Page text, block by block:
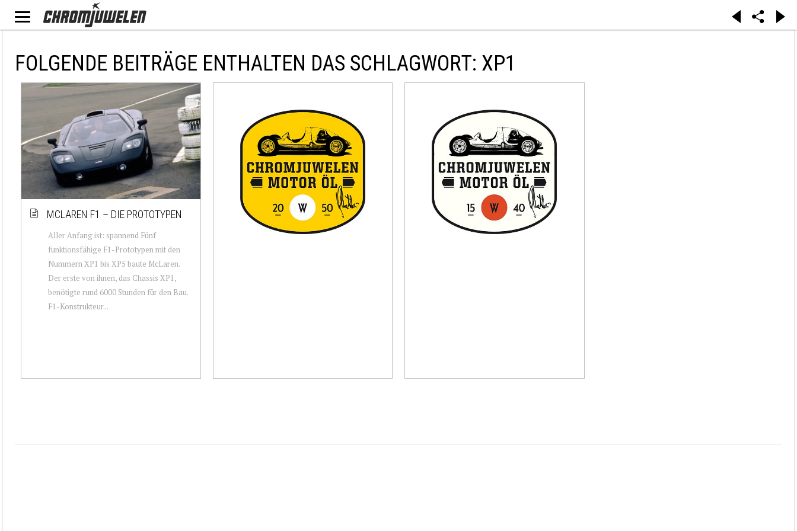
FOLGENDE BEITRÄGE ENTHALTEN DAS SCHLAGWORT: XP1
MCLAREN F1 – DIE PROTOTYPEN
Aller Anfang ist: spannend Fünf
funktionsfähige F1-Prototypen mit den
Nummern XP1 bis XP5 baute McLaren.
Der erste von ihnen, das Chassis XP1,
benötigte rund 6000 Stunden für den Bau.
F1-Konstrukteur...